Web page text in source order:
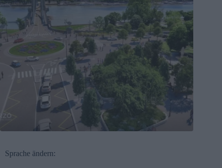
Sprache ändern: